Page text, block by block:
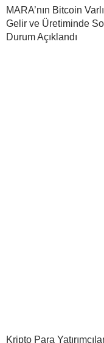
MARA’nın Bitcoin
Gelir ve Üretiminde
Durum Açıklandı
Kripto Para